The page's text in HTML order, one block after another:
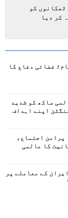
کو
کر دیا
فضائی دفاع کا
ساکھ کو شدید
اپنے اہداف
پرامن اجتماع،
کا عالمی
کے معاملے پر